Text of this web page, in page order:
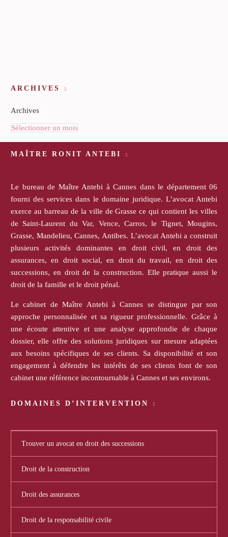
ARCHIVES
Archives
Sélectionner un mois
MAÎTRE RONIT ANTEBI
Le bureau de Maître Antebi à Cannes dans le département 06
fourni des services dans le domaine juridique. L’avocat Antebi
exerce au barreau de la ville de Grasse ce qui contient les villes
de Saint-Laurent du Var, Vence, Carros, le Tignet, Mougins,
Grasse, Mandelieu, Cannes, Antibes. L’avocat Antebi a construit
plusieurs activités dominantes en droit civil, en droit des
assurances, en droit social, en droit du travail, en droit des
successions, en droit de la construction. Elle pratique aussi le
droit de la famille et le droit pénal.
Le cabinet de Maître Antebi à Cannes se distingue par son
approche personnalisée et sa rigueur professionnelle. Grâce à
une écoute attentive et une analyse approfondie de chaque
dossier, elle offre des solutions juridiques sur mesure adaptées
aux besoins spécifiques de ses clients. Sa disponibilité et son
engagement à défendre les intérêts de ses clients font de son
cabinet une référence incontournable à Cannes et ses environs.
DOMAINES D’INTERVENTION
Trouver un avocat en droit des successions
Droit de la construction
Droit des assurances
Droit de la responsabilité civile